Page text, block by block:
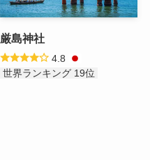
厳島神社
4.8
世界ランキング 19位